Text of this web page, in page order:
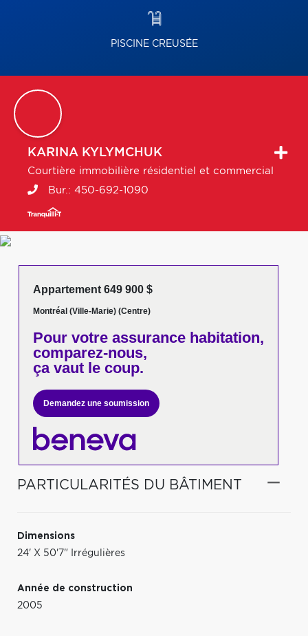
PISCINE CREUSÉE
KARINA KYLYMCHUK
Courtière immobilière résidentiel et commercial
Bur.: 450-692-1090
Appartement 649 900 $
Montréal (Ville-Marie) (Centre)
Pour votreassurance habitation,
comparez-nous,
ça vaut le coup.
Demandez une soumission
PARTICULARITÉS DU BÂTIMENT
Dimensions
24' X 50'7" Irrégulières
Année de construction
2005